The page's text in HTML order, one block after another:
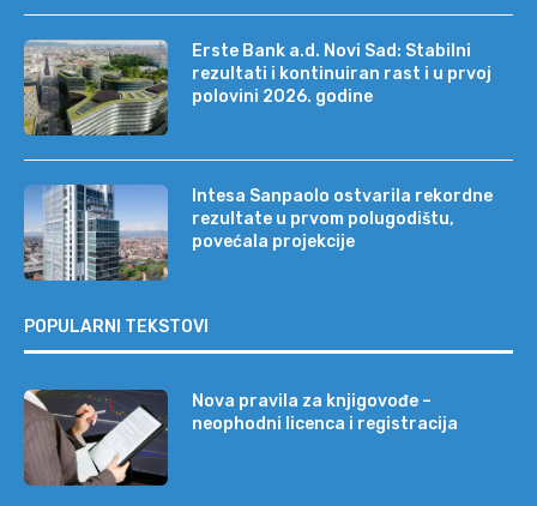
Erste Bank a.d. Novi Sad: Stabilni
rezultati i kontinuiran rast i u prvoj
polovini 2026. godine
Intesa Sanpaolo ostvarila rekordne
rezultate u prvom polugodištu,
povećala projekcije
POPULARNI TEKSTOVI
Nova pravila za knjigovođe –
neophodni licenca i registracija